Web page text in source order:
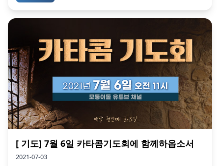
[ 기도] 7월 6일 카타콤기도회에 함께하옵소서
2021-07-03